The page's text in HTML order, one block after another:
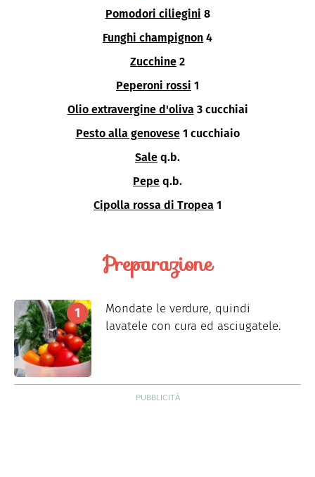
Pomodori ciliegini 8
Funghi champignon 4
Zucchine 2
Peperoni rossi 1
Olio extravergine d'oliva 3 cucchiai
Pesto alla genovese 1 cucchiaio
Sale q.b.
Pepe q.b.
Cipolla rossa di Tropea 1
Preparazione
Mondate le verdure, quindi
lavatele con cura ed asciugatele.